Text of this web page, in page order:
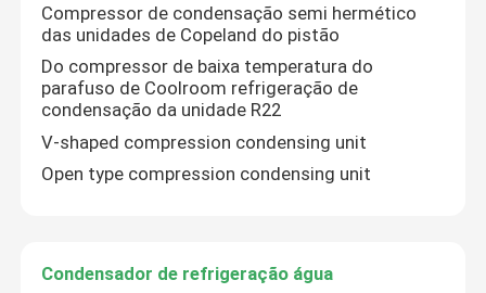
Contacte-nos
Notícias
Casos
Compressor de condensação semi hermético
das unidades de Copeland do pistão
Do compressor de baixa temperatura do
parafuso de Coolroom refrigeração de
condensação da unidade R22
V-shaped compression condensing unit
Open type compression condensing unit
Condensador de refrigeração água